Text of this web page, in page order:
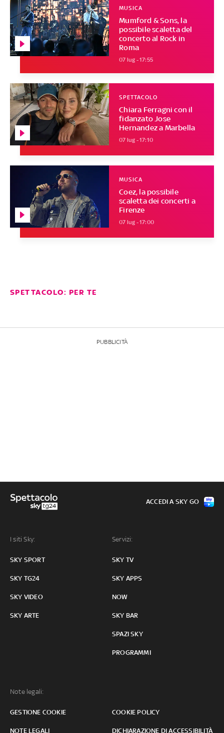
Mumford & Sons, la
possibile scaletta del
concerto al Rock in
Roma
MUSICA
07 lug - 17:55
Chiara Ferragni con il
fidanzato Jose
Hernandez a Marbella
SPETTACOLO
07 lug - 17:10
Coez, la possibile
scaletta dei concerti a
Firenze
MUSICA
07 lug - 17:00
SPETTACOLO: PER TE
PUBBLICITÀ
I siti Sky:
SKY SPORT
SKY TG24
SKY VIDEO
SKY ARTE
Servizi:
SKY TV
SKY APPS
NOW
SKY BAR
SPAZI SKY
PROGRAMMI
Note legali:
GESTIONE COOKIE COOKIE POLICY
NOTE LEGALI DICHIARAZIONE DI ACCESSIBILITÀ
ACCEDI A SKY GO